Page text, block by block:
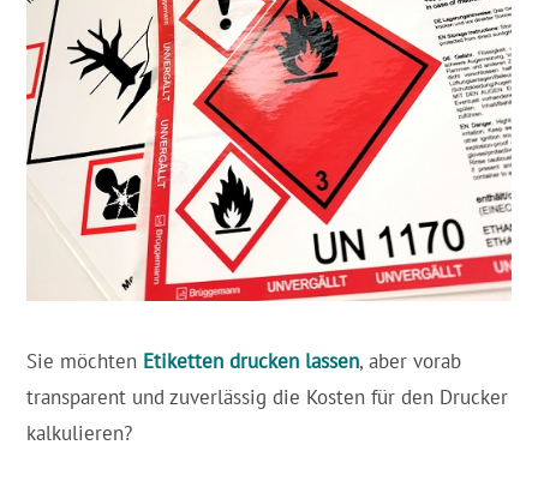
Sie möchten Etiketten drucken lassen, aber vorab
transparent und zuverlässig die Kosten für den Drucker
kalkulieren?